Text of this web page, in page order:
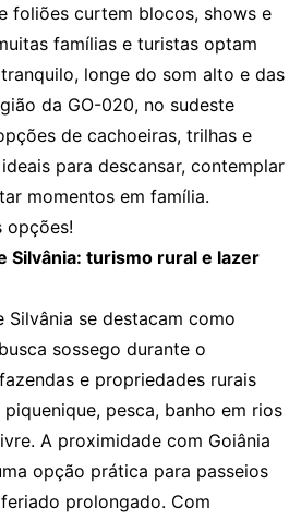
foliões curtem blocos, shows e
famílias e turistas optam
longe do som alto e das
da GO-020, no sudeste
de cachoeiras, trilhas e
para descansar, contemplar
momentos em família.
opções!
Silvânia: turismo rural e lazer
Silvânia se destacam como
sossego durante o
e propriedades rurais
pesca, banho em rios
A proximidade com Goiânia
opção prática para passeios
prolongado. Com